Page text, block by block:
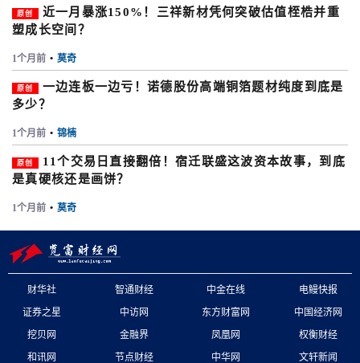
原创
近一月暴涨150%！三祥新材凭何突破估值桎梏并重
塑成长空间？
1个月前 • 莫奇
原创
一边连板一边亏！诺德股份高端铜箔题材纯度到底是
多少？
1个月前 • 锦楠
原创
11个交易日直接翻倍！宿迁联盛这波资本故事，到底
是真硬核还是画饼？
1个月前 • 莫奇
财华社 智通财经 中金在线
电鳗快报
证券之星
中访网 东方财富网
中国经济网
挖贝网
金融界 凤凰网
权衡财经
和讯网
节点财经 中华网 文轩新闻